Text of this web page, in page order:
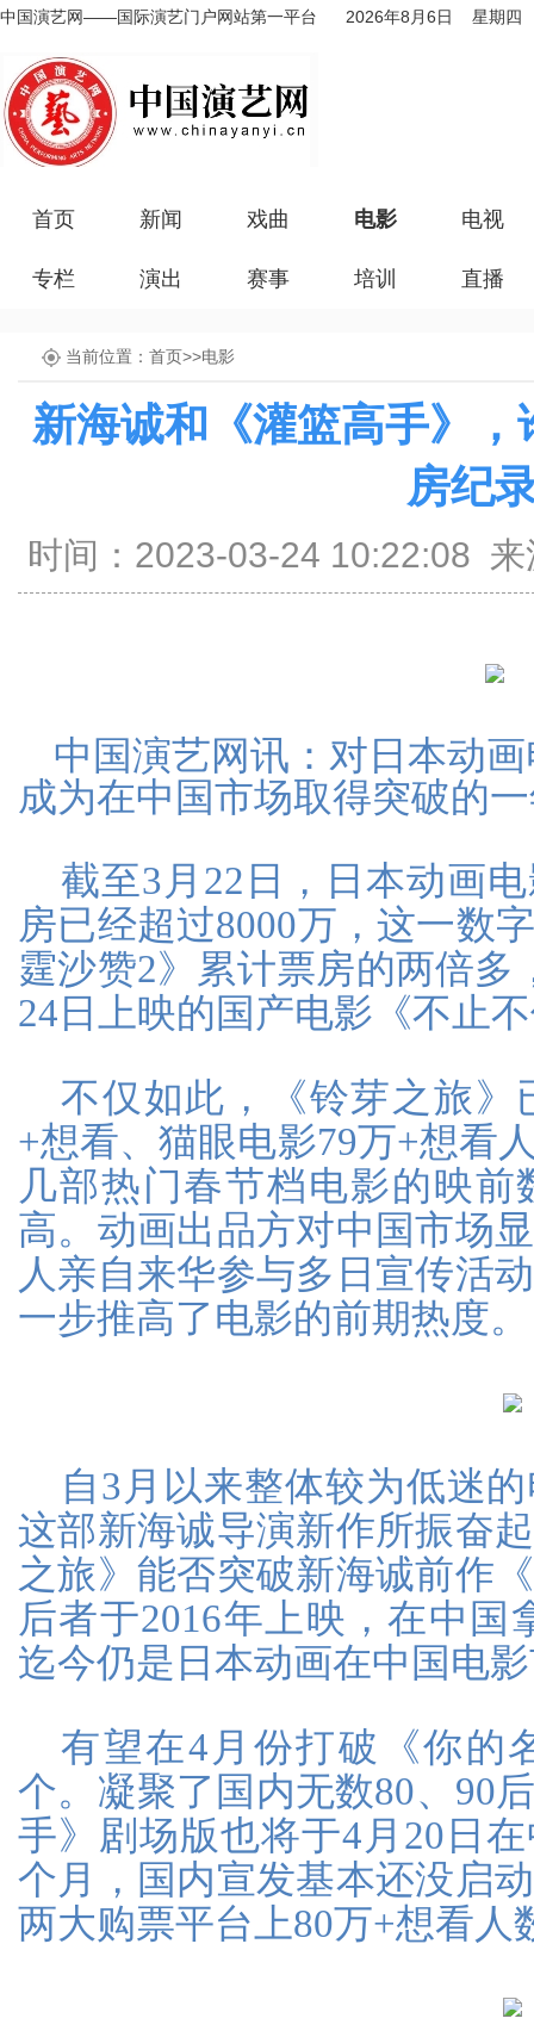
中国演艺网——国际演艺门户网站第一平台 2026年8月6日 星期四
首页 新闻 戏曲 电影 电视
专栏 演出 赛事 培训 直播
当前位置： 首页>>电影
新海诚和《灌篮高手》
房纪
时间：2023-03-24 10:22:08
中国演艺网讯：对日本动
成为在中国市场取得突破的
截至3月22日，日本动画
房已经超过8000万，这一数
霆沙赞2》累计票房的两倍
24日上映的国产电影《不止
不仅如此，《铃芽之旅》
+想看、猫眼电影79万+想看
几部热门春节档电影的映
高。动画出品方对中国市场
人亲自来华参与多日宣传活
一步推高了电影的前期热度。
自3月以来整体较为低迷
这部新海诚导演新作所振奋
之旅》能否突破新海诚前作
后者于2016年上映，在中国
迄今仍是日本动画在中国电
有望在4月份打破《你的
个。凝聚了国内无数80、90
手》剧场版也将于4月20日
个月，国内宣发基本还没启
两大购票平台上80万+想看人